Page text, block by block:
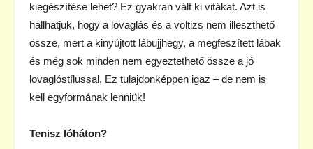
kiegészítése lehet? Ez gyakran vált ki vitákat. Azt is
hallhatjuk, hogy a lovaglás és a voltizs nem illeszthető
össze, mert a kinyújtott lábujjhegy, a megfeszített lábak
és még sok minden nem egyeztethető össze a jó
lovaglóstílussal. Ez tulajdonképpen igaz – de nem is
kell egyformának lenniük!
Tenisz lóháton?